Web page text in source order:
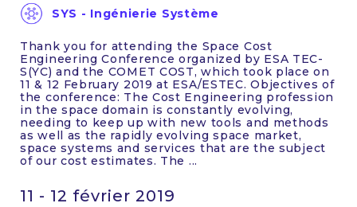
11 - 12 février 2019
SYS - Ingénierie Système
Thank you for attending the Space Cost
Engineering Conference organized by ESA TEC-
S(YC) and the COMET COST, which took place on
11 & 12 February 2019 at ESA/ESTEC. Objectives of
the conference: The Cost Engineering profession
in the space domain is constantly evolving,
needing to keep up with new tools and methods
as well as the rapidly evolving space market,
space systems and services that are the subject
of our cost estimates. The ...